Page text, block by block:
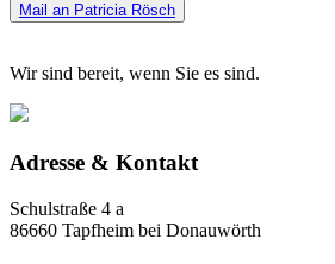
Mail an Patricia Rösch
Wir sind bereit, wenn Sie es sind.
Adresse & Kontakt
Schulstraße 4 a
86660 Tapfheim bei Donauwörth